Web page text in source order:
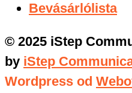
Bevásárlólista
© 2025 iStep
by iStep
Wordpress od